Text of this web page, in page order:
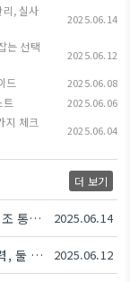
, 실사
2025.06.14
는 선택
2025.06.12
드 2025.06.08
트 2025.06.06
지 체크
2025.06.04
더 보기
루테인 오메가3 복합제 추천 TOP5: 노안·안구건조 통합관리, 실사용 후기 기반 비교 2025.06.14
루테인 아연 복합제 효과 5가지- 눈 건강과 면역력, 둘 다 잡는 선택의 기준 2025.06.12